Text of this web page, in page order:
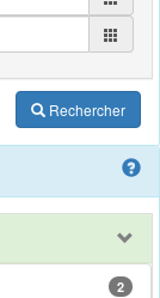
Rechercher
2